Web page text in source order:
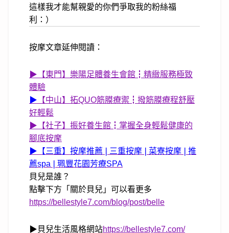
這樣我才能幫親愛的你們爭取我的粉絲福
利：）
按摩文章延伸閱讀：
▶ 【東門】樂陽足體養生會館┇精緻服務極致
體驗
▶ 【中山】拓QUO筋膜療禦┇撥筋膜療程舒壓
好輕鬆
▶【社子】振好養生館┇掌握全身輕鬆健康的
腳底按摩
▶【三重】 按摩推薦❘三重按摩❘菜寮按摩❘推
薦spa❘珮豐花園芳療SPA
貝兒是誰？
點擊下方「關於貝兒」可以看更多
https://bellestyle7.com/blog/post/belle
▶貝兒生活風格網站https://bellestyle7.com/